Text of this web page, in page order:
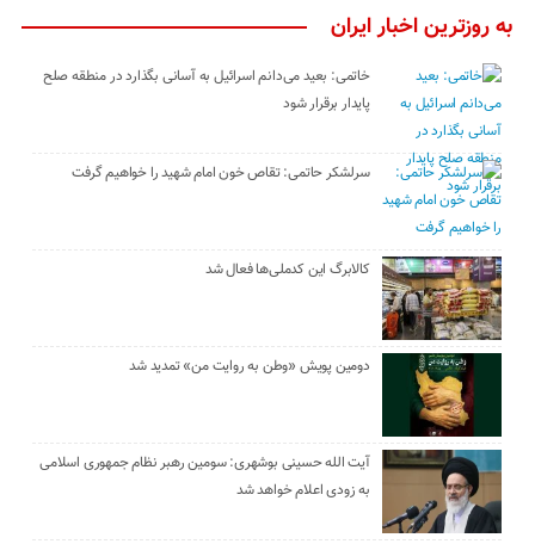
به روزترین اخبار ایران
خاتمی: بعید می‌دانم اسرائیل به آسانی بگذارد در منطقه صلح
پایدار برقرار شود
سرلشکر حاتمی: تقاص خون امام شهید را خواهیم گرفت
کالابرگ این کدملی‌ها فعال شد
دومین پویش «وطن به روایت من» تمدید شد
آیت الله حسینی بوشهری: سومین رهبر نظام جمهوری اسلامی
به زودی اعلام خواهد شد